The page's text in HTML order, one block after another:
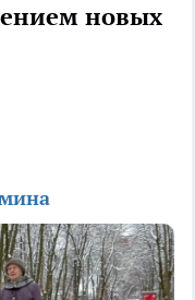
новых